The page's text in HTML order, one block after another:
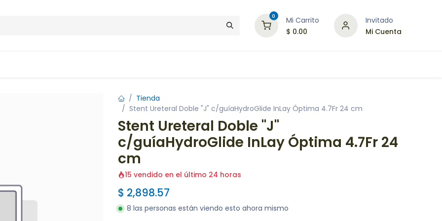
0
Mi Carrito
$ 0.00
Invitado
Mi Cuenta
Tienda
Stent Ureteral Doble "J" c/guíaHydroGlide InLay Óptima 4.7Fr 24 cm
Stent Ureteral Doble "J"
c/guíaHydroGlide InLay Óptima 4.7Fr 24
cm
15 vendido en el último 24 horas
$ 2,898.57
8 las personas están viendo esto ahora mismo